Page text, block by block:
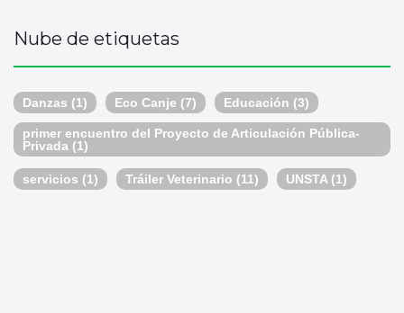
Nube de etiquetas
Danzas (1) Eco Canje (7) Educación (3)
primer encuentro del Proyecto de Articulación Pública-
Privada (1)
servicios (1) Tráiler Veterinario (11) UNSTA (1)